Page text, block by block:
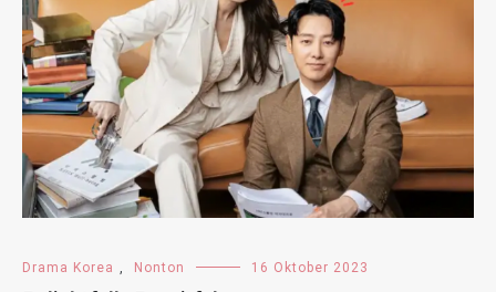
Drama Korea , Nonton 16 Oktober 2023